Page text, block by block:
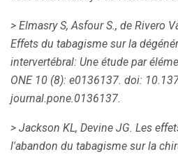
> Elmasry S, Asfour S., de Rivero
Effets du tabagisme sur la
intervertébral: Une étude par
ONE 10 (8): e0136137. doi:
journal.pone.0136137.
> Jackson KL, Devine JG. Les
l'abandon du tabagisme sur la